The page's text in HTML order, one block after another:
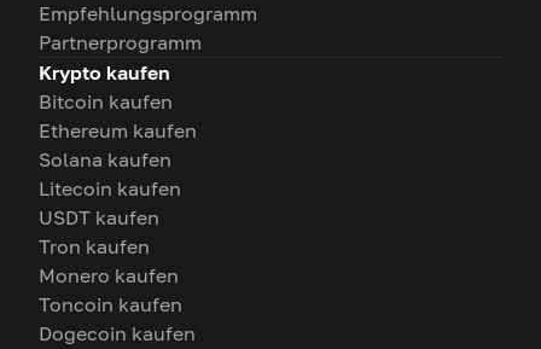
Empfehlungsprogramm
Partnerprogramm
Krypto kaufen
Bitcoin kaufen
Ethereum kaufen
Solana kaufen
Litecoin kaufen
USDT kaufen
Tron kaufen
Monero kaufen
Toncoin kaufen
Dogecoin kaufen